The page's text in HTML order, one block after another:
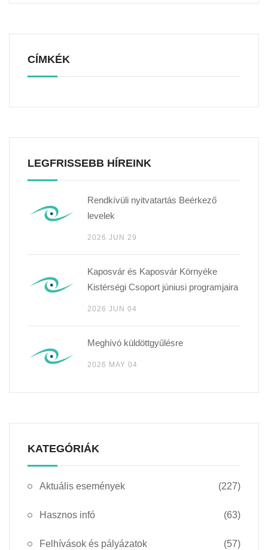
CÍMKÉK
LEGFRISSEBB HÍREINK
Rendkívüli nyitvatartás Beérkező
levelek
2026 JUN 29
Kaposvár és Kaposvár Környéke
Kistérségi Csoport júniusi programjaira
2026 JUN 04
Meghívó küldöttgyűlésre
2026 MAY 04
KATEGÓRIÁK
Aktuális események (227)
Hasznos infó (63)
Felhívások és pályázatok (57)